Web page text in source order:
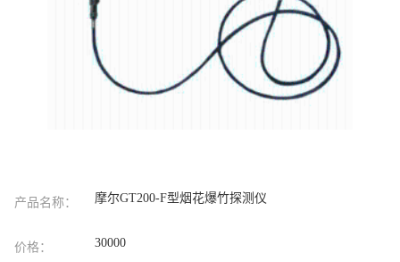
产品名称： 摩尔GT200-F型烟花爆竹探测仪
价格： 30000